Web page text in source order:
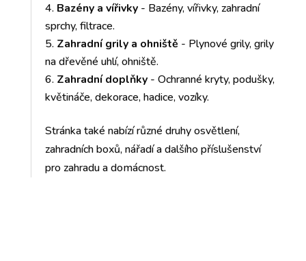
Bazény a vířivky- Bazény, vířivky, zahradní
sprchy, filtrace.
Zahradní grily a ohniště - Plynové grily, grily
na dřevěné uhlí, ohniště.
Zahradní doplňky- Ochranné kryty, podušky,
květináče, dekorace, hadice, vozíky.
Stránka také nabízí různé druhy osvětlení,
zahradních boxů, nářadí a dalšího příslušenství
pro zahradu a domácnost.